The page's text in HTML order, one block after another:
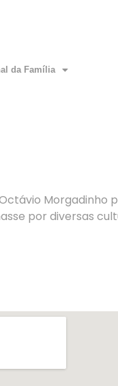
da Família
Morgadinho
por diversas